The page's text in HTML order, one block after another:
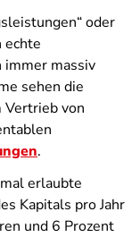
oder
echte
immer massiv
sehen die
Vertrieb von
.
erlaubte
Kapitals pro Jahr
und 6 Prozent